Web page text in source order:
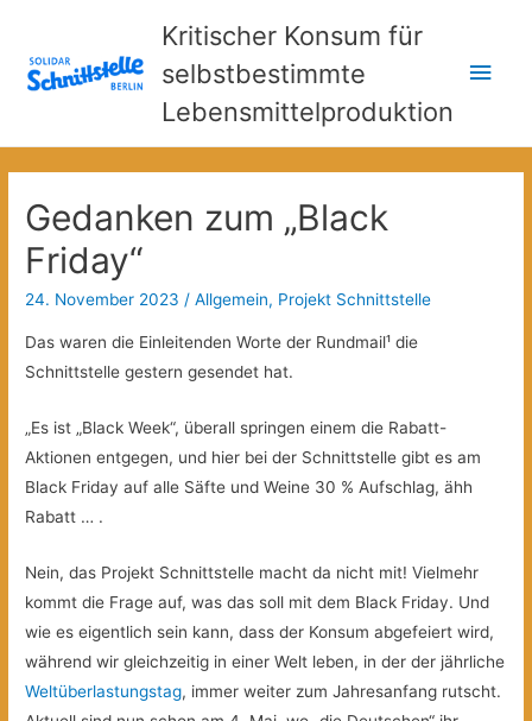
Kritischer Konsum für
selbstbestimmte
Lebensmittelproduktion
Gedanken zum „Black
Friday“
24. November 2023 /Allgemein, Projekt Schnittstelle
Das waren die Einleitenden Worte der Rundmail¹ die
Schnittstelle gestern gesendet hat.
„Es ist „Black Week“, überall springen einem die Rabatt-
Aktionen entgegen, und hier bei der Schnittstelle gibt es am
Black Friday auf alle Säfte und Weine 30 % Aufschlag, ähh
Rabatt … .
Nein, das Projekt Schnittstelle macht da nicht mit! Vielmehr
kommt die Frage auf, was das soll mit dem Black Friday. Und
wie es eigentlich sein kann, dass der Konsum abgefeiert wird,
während wir gleichzeitig in einer Welt leben, in der der jährliche
Weltüberlastungstag, immer weiter zum Jahresanfang rutscht.